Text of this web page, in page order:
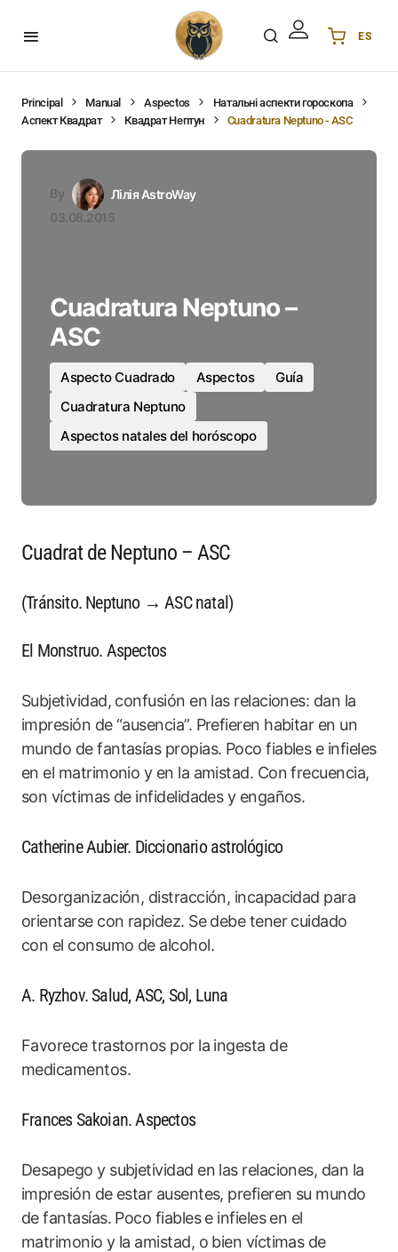
ES
DE Deutsch
PL Polski
Principal Manual Aspectos
Натальні аспекти гороскопа
Аспект Квадрат
Квадрат Нептун Cuadratura Neptuno - ASC
By
Лілія AstroWay
03.08.2015
Cuadratura Neptuno –
ASC
Aspecto Cuadrado Aspectos
Guía
Cuadratura Neptuno
Aspectos natales del horóscopo
Cuadrat de Neptuno – ASC
(Tránsito. Neptuno → ASC natal)
El Monstruo. Aspectos
Subjetividad, confusión en las relaciones: dan la
impresión de “ausencia”. Prefieren habitar en un
mundo de fantasías propias. Poco fiables e infieles
en el matrimonio y en la amistad. Con frecuencia,
son víctimas de infidelidades y engaños.
Catherine Aubier. Diccionario astrológico
Desorganización, distracción, incapacidad para
orientarse con rapidez. Se debe tener cuidado
con el consumo de alcohol.
A. Ryzhov. Salud, ASC, Sol, Luna
Favorece trastornos por la ingesta de
medicamentos.
Frances Sakoian. Aspectos
Desapego y subjetividad en las relaciones, dan la
impresión de estar ausentes, prefieren su mundo
de fantasías. Poco fiables e infieles en el
matrimonio y la amistad, o bien víctimas de